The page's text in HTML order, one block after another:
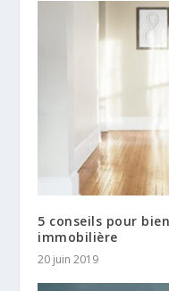
5 conseils pour
immobilière
20 juin 2019